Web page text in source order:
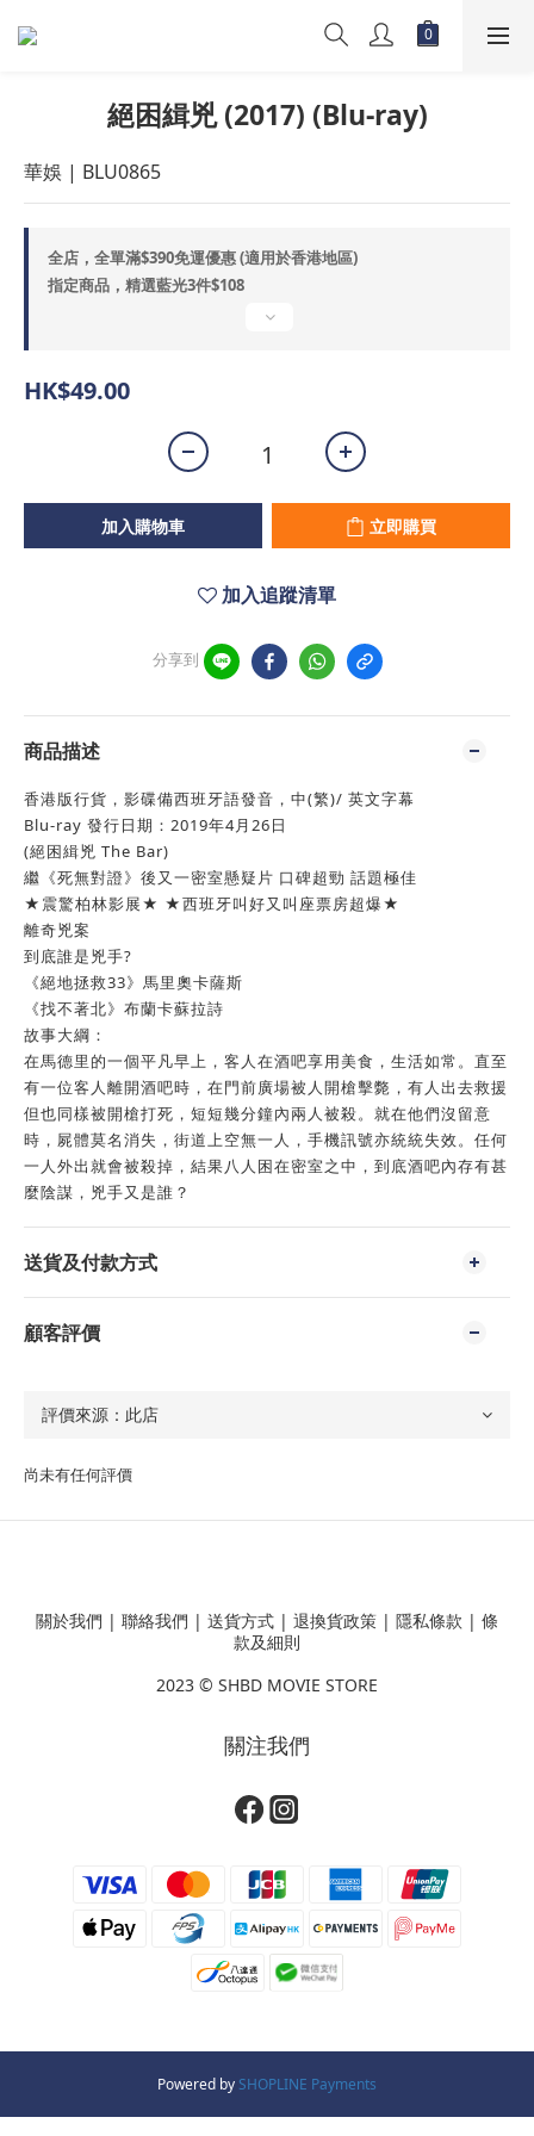
絕困緝兇 (2017) (Blu-ray)
華娛 | BLU0865
全店，全單滿$390免運優惠 (適用於香港地區)
指定商品，精選藍光3件$108
HK$49.00
加入購物車 立即購買
加入追蹤清單
分享到
商品描述
香港版行貨，影碟備西班牙語發音，中(繁)/ 英文字幕
Blu-ray 發行日期：2019年4月26日
(絕困緝兇 The Bar)
繼《死無對證》後又一密室懸疑片 口碑超勁 話題極佳
★震驚柏林影展★ ★西班牙叫好又叫座票房超爆★
離奇兇案
到底誰是兇手?
《絕地拯救33》馬里奧卡薩斯
《找不著北》布蘭卡蘇拉詩
故事大綱：
在馬德里的一個平凡早上，客人在酒吧享用美食，生活如常。直至
有一位客人離開酒吧時，在門前廣場被人開槍擊斃，有人出去救援
但也同樣被開槍打死，短短幾分鐘內兩人被殺。就在他們沒留意
時，屍體莫名消失，街道上空無一人，手機訊號亦統統失效。任何
一人外出就會被殺掉，結果八人困在密室之中，到底酒吧內存有甚
麼陰謀，兇手又是誰？
送貨及付款方式
顧客評價
尚未有任何評價
關於我們 | 聯絡我們 | 送貨方式 | 退換貨政策 | 隱私條款 | 條
款及細則
2023 © SHBD MOVIE STORE
關注我們
Powered by SHOPLINE Payments